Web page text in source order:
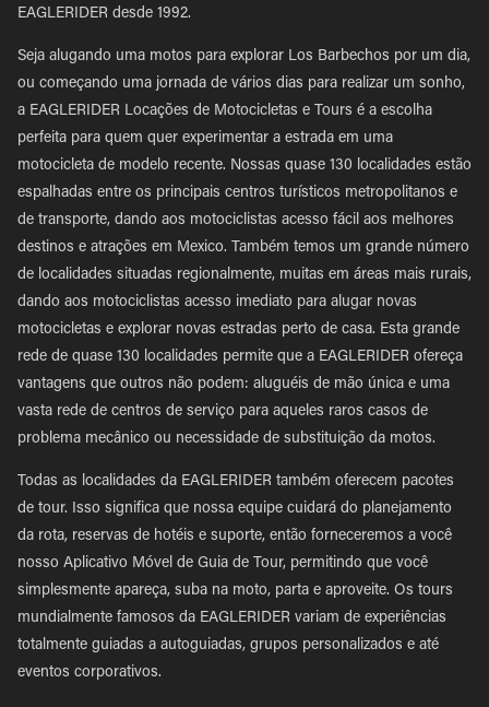
EAGLERIDER desde 1992.
Seja alugando uma motos para explorar Los Barbechos por um dia,
ou começando uma jornada de vários dias para realizar um sonho,
a EAGLERIDER Locações de Motocicletas e Tours é a escolha
perfeita para quem quer experimentar a estrada em uma
motocicleta de modelo recente. Nossas quase 130 localidades estão
espalhadas entre os principais centros turísticos metropolitanos e
de transporte, dando aos motociclistas acesso fácil aos melhores
destinos e atrações em Mexico. Também temos um grande número
de localidades situadas regionalmente, muitas em áreas mais rurais,
dando aos motociclistas acesso imediato para alugar novas
motocicletas e explorar novas estradas perto de casa. Esta grande
rede de quase 130 localidades permite que a EAGLERIDER ofereça
vantagens que outros não podem: aluguéis de mão única e uma
vasta rede de centros de serviço para aqueles raros casos de
problema mecânico ou necessidade de substituição da motos.
Todas as localidades da EAGLERIDER também oferecem pacotes
de tour. Isso significa que nossa equipe cuidará do planejamento
da rota, reservas de hotéis e suporte, então forneceremos a você
nosso Aplicativo Móvel de Guia de Tour, permitindo que você
simplesmente apareça, suba na moto, parta e aproveite. Os tours
mundialmente famosos da EAGLERIDER variam de experiências
totalmente guiadas a autoguiadas, grupos personalizados e até
eventos corporativos.